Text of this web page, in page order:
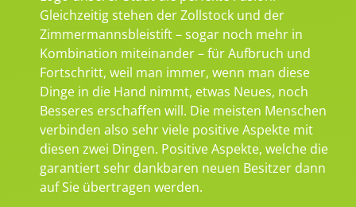
Gleichzeitig stehen der Zollstock und der
Zimmermannsbleistift – sogar noch mehr in
Kombination miteinander – für Aufbruch und
Fortschritt, weil man immer, wenn man diese
Dinge in die Hand nimmt, etwas Neues, noch
Besseres erschaffen will. Die meisten Menschen
verbinden also sehr viele positive Aspekte mit
diesen zwei Dingen. Positive Aspekte, welche die
garantiert sehr dankbaren neuen Besitzer dann
auf Sie übertragen werden.